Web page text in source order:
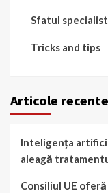
Sfatul
Tricks and tips
Articole recente
Inteligența
aleagă
Consiliul UE